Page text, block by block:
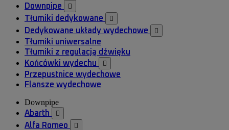
Downpipe 
Tłumiki dedykowane 
Dedykowane układy wydechowe 
Tłumiki uniwersalne
Tłumiki z regulacją dźwięku
Końcówki wydechu

Przepustnice wydechowe
Flansze wydechowe
Downpipe
Abarth 
Alfa Romeo 